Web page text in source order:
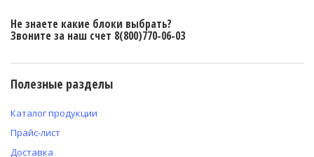
Не знаете какие блоки выбрать?
Звоните за наш счет 8(800)770-06-03
Полезные разделы
Каталог продукции
Прайс-лист
Доставка